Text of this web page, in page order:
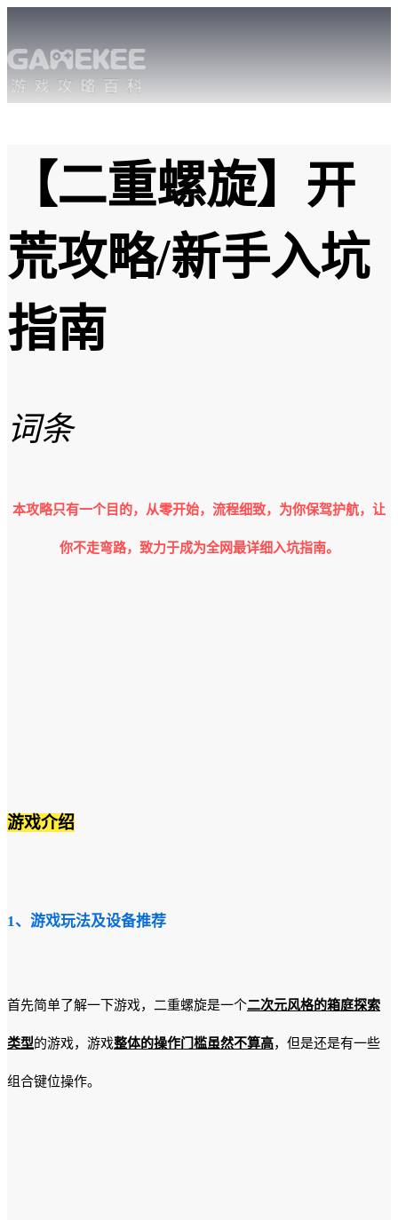
【二重螺旋】开
荒攻略/新手入坑
指南
词条
本攻略只有一个目的，从零开始，流程细致，为你保驾护航，让
你不走弯路，致力于成为全网最详细入坑指南。
游戏介绍
1、游戏玩法及设备推荐
首先简单了解一下游戏，二重螺旋是一个二次元风格的箱庭探索
类型的游戏，游戏整体的操作门槛虽然不算高，但是还是有一些
组合键位操作。